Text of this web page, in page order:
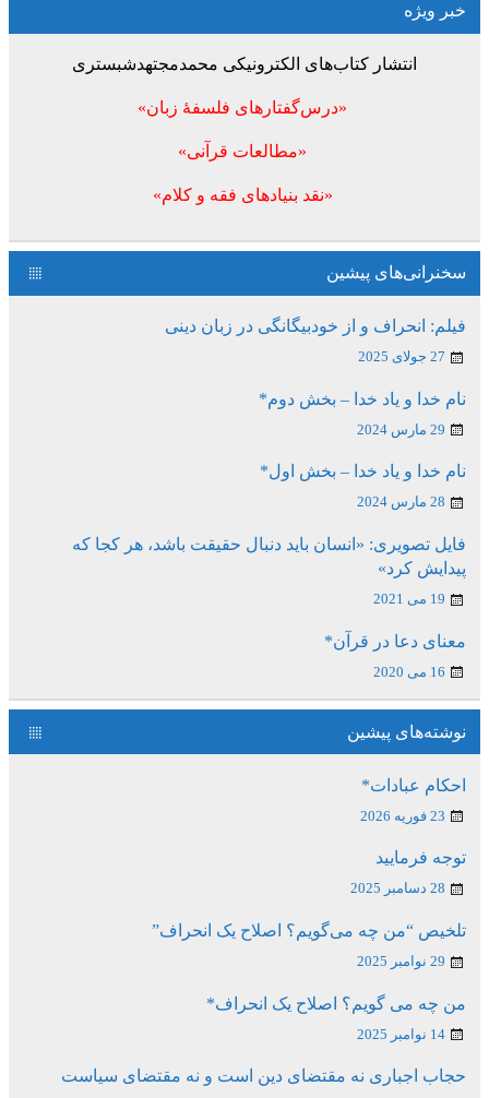
خبر ویژه
انتشار کتاب‌های الکترونیکی محمدمجتهدشبستری
«درس‌گفتارهای فلسفۀ زبان»
«مطالعات قرآنی»
«نقد بنیادهای فقه و کلام»
سخنرانی‌های پیشین
فیلم: انحراف و از خودبیگانگی در زبان دینی
27 جولای 2025
نام خدا و یاد خدا – بخش دوم*
29 مارس 2024
نام خدا و یاد خدا – بخش اول*
28 مارس 2024
فایل تصویری: «انسان باید دنبال حقیقت باشد، هر کجا که
پیدایش کرد»
19 می 2021
معنای دعا در قرآن*
16 می 2020
نوشته‌های پیشین
احکام عبادات*
23 فوریه 2026
توجه فرمایید
28 دسامبر 2025
تلخیص “من چه می‌گویم؟ اصلاح یک انحراف”
29 نوامبر 2025
من چه می گویم؟ اصلاح یک انحراف*
14 نوامبر 2025
حجاب اجباری نه مقتضای دین است و نه مقتضای سیاست